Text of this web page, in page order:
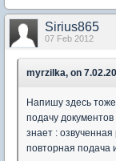
Sirius865
07 Feb 2012
myrzilka, on
Напишу здесь
подачу
знает :
повторная подача